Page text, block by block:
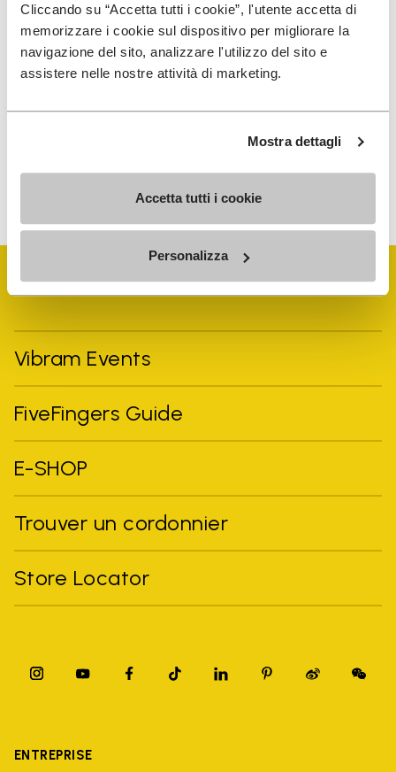
Cliccando su “Accetta tutti i cookie”, l'utente accetta di
memorizzare i cookie sul dispositivo per migliorare la
navigazione del sito, analizzare l'utilizzo del sito e
assistere nelle nostre attività di marketing.
Mostra dettagli
Accetta tutti i cookie
Personalizza
Jai pris connaissance de la
Politique de
Confidentialité
de Vibram et jaccepte le
traitement de mes données personnelles afin de
désinscrire à tout moment.
Vibram Events
FiveFingers Guide
E-SHOP
Trouver un cordonnier
Store Locator
ENTREPRISE